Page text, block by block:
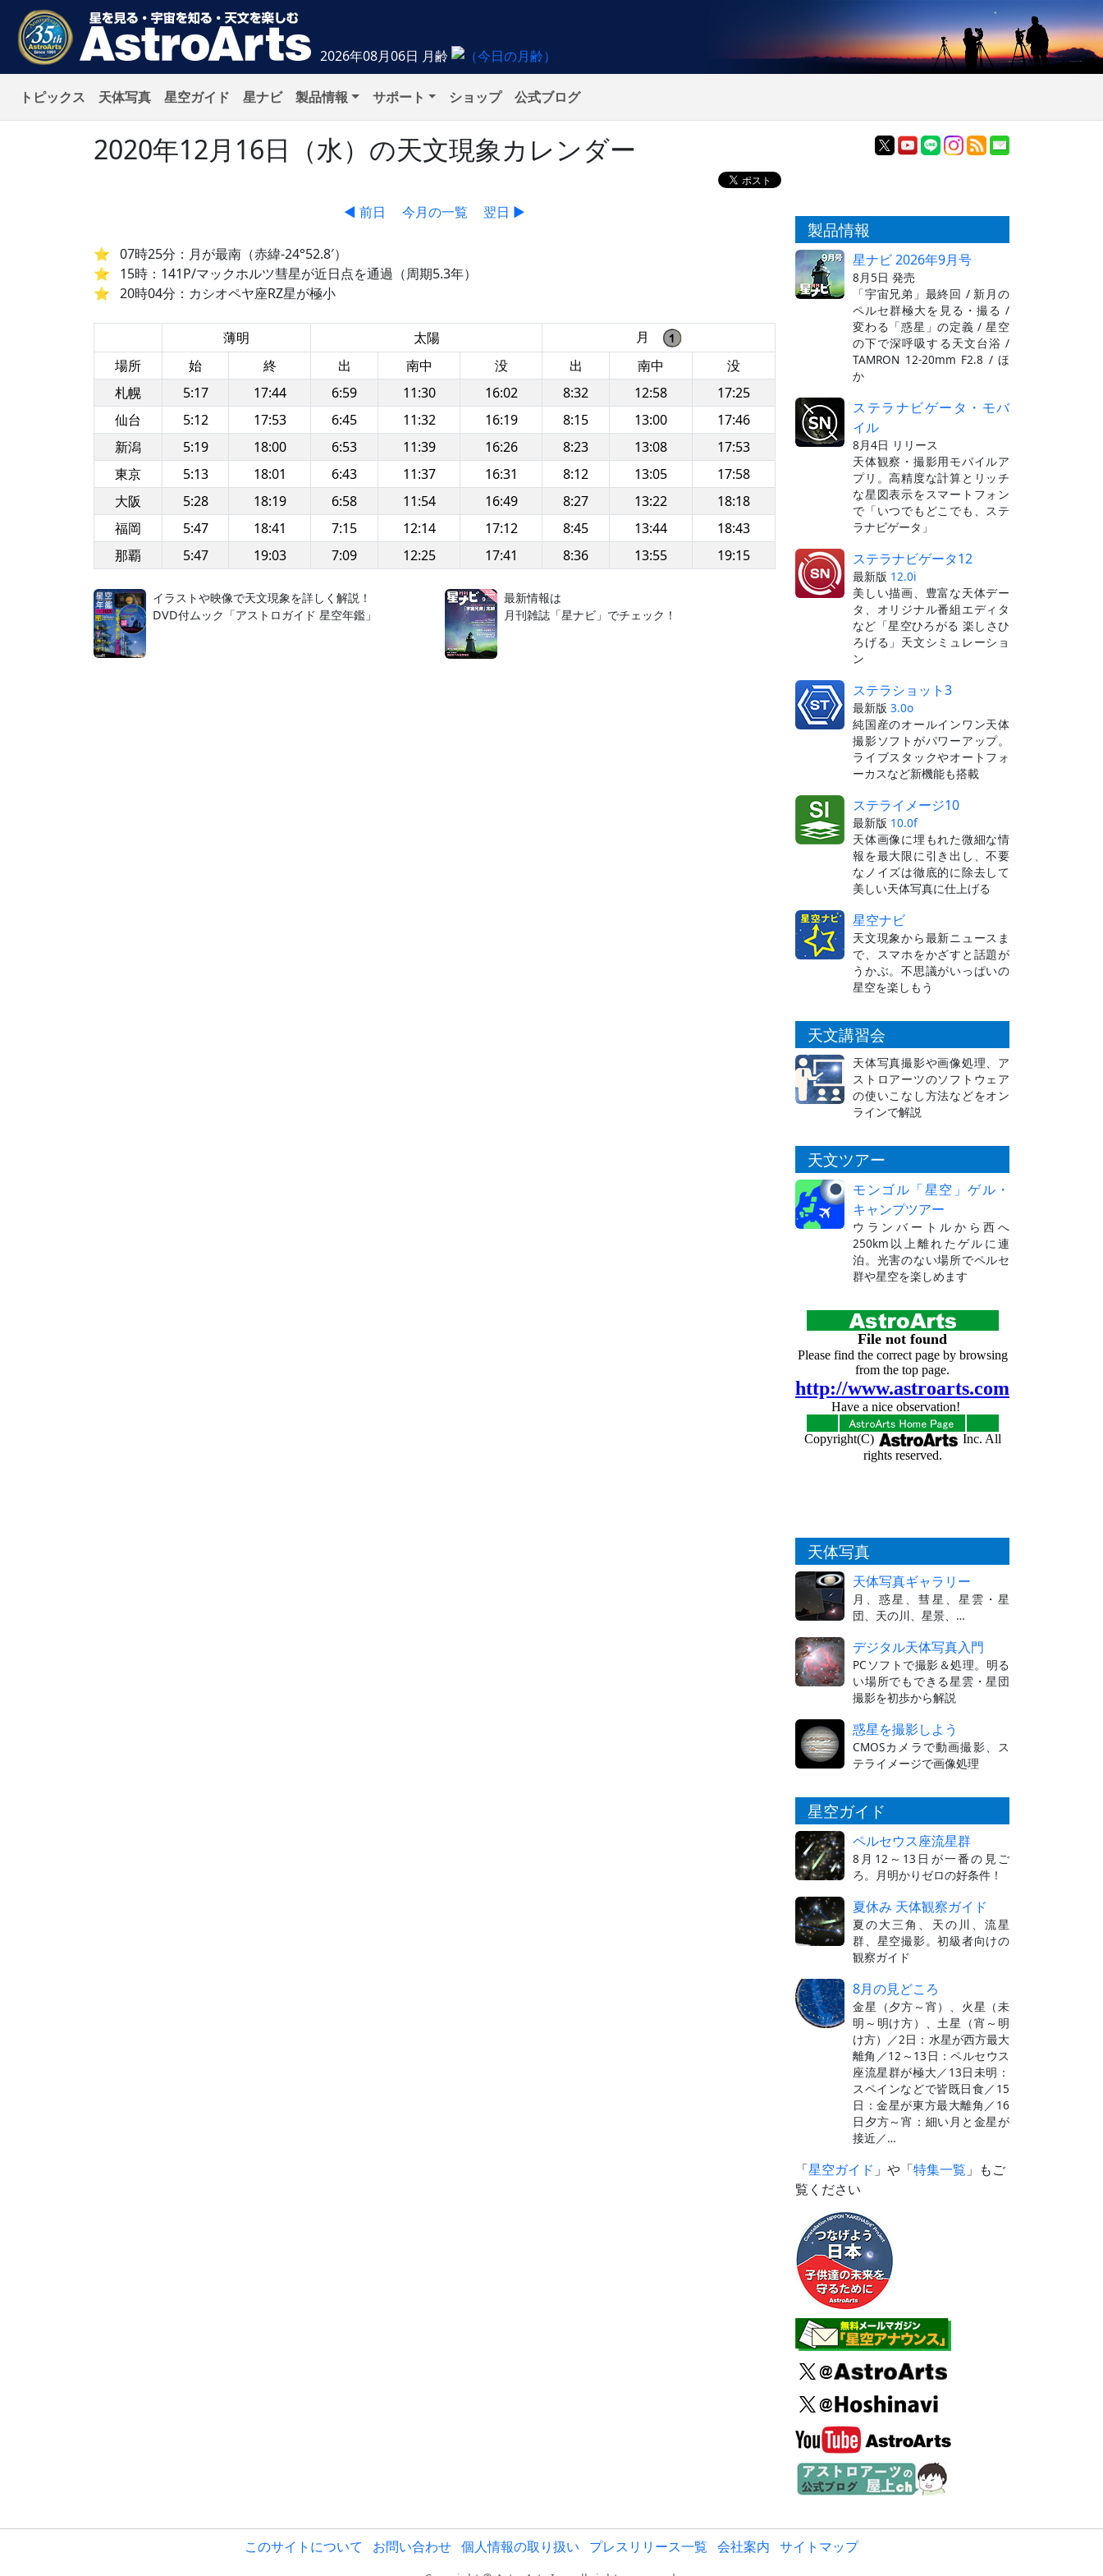
2026年08月06日 月齢
トピックス 天体写真 星空ガイド 星ナビ 製品情報 サポート ショップ 公式ブログ
2020年12月16日（水）の天文現象カレンダー
◀ 前日 今月の一覧 翌日 ▶
07時25分：月が最南（赤緯-24°52.8′）
15時：141P/マックホルツ彗星が近日点を通過（周期5.3年）
20時04分：カシオペヤ座RZ星が極小
薄明 太陽
月
場所
始 終 出 南中 没 出 南中
没
札幌
5:17 17:44 6:59 11:30 16:02 8:32 12:58
17:25
仙台
5:12 17:53 6:45 11:32 16:19 8:15 13:00
17:46
新潟
5:19 18:00 6:53 11:39 16:26 8:23 13:08
17:53
東京
5:13 18:01 6:43 11:37 16:31 8:12 13:05
17:58
大阪
5:28 18:19 6:58 11:54 16:49 8:27 13:22
18:18
福岡
5:47 18:41 7:15 12:14 17:12 8:45 13:44
18:43
那覇
5:47 19:03 7:09 12:25 17:41 8:36 13:55 19:15
イラストや映像で天文現象を詳しく解説！
DVD付ムック「アストロガイド 星空年鑑」
最新情報は
月刊雑誌「星ナビ」でチェック！
製品情報
星ナビ 2026年9月号
8月5日 発売
「宇宙兄弟」最終回 / 新月の
ペルセ群極大を見る・撮る /
変わる「惑星」の定義 / 星空
の下で深呼吸する天文台浴 /
TAMRON 12-20mm F2.8 / ほ
か
ステラナビゲータ・モバ
イル
8月4日 リリース
天体観察・撮影用モバイルア
プリ。高精度な計算とリッチ
な星図表示をスマートフォン
で「いつでもどこでも、ステ
ラナビゲータ」
ステラナビゲータ12
最新版 12.0i
美しい描画、豊富な天体デー
タ、オリジナル番組エディタ
など「星空ひろがる 楽しさひ
ろげる」天文シミュレーショ
ン
ステラショット3
最新版 3.0o
純国産のオールインワン天体
撮影ソフトがパワーアップ。
ライブスタックやオートフォ
ーカスなど新機能も搭載
ステライメージ10
最新版 10.0f
天体画像に埋もれた微細な情
報を最大限に引き出し、不要
なノイズは徹底的に除去して
美しい天体写真に仕上げる
星空ナビ
天文現象から最新ニュースま
で、スマホをかざすと話題が
うかぶ。不思議がいっぱいの
星空を楽しもう
天文講習会
天体写真撮影や画像処理、ア
ストロアーツのソフトウェア
の使いこなし方法などをオン
ラインで解説
天文ツアー
モンゴル「星空」ゲル・
キャンプツアー
ウランバートルから西へ
250km以上離れたゲルに連
泊。光害のない場所でペルセ
群や星空を楽しめます
天体写真
天体写真ギャラリー
月、惑星、彗星、星雲・星
団、天の川、星景、…
デジタル天体写真入門
PCソフトで撮影＆処理。明る
い場所でもできる星雲・星団
撮影を初歩から解説
惑星を撮影しよう
CMOSカメラで動画撮影、ス
テライメージで画像処理
星空ガイド
ペルセウス座流星群
8月12～13日が一番の見ご
ろ。月明かりゼロの好条件！
夏休み 天体観察ガイド
夏の大三角、天の川、流星
群、星空撮影。初級者向けの
観察ガイド
8月の見どころ
金星（夕方～宵）、火星（未
明～明け方）、土星（宵～明
け方）／2日：水星が西方最大
離角／12～13日：ペルセウス
座流星群が極大／13日未明：
スペインなどで皆既日食／15
日：金星が東方最大離角／16
日夕方～宵：細い月と金星が
接近／…
「星空ガイド 」や「特集一覧 」もご
覧ください
このサイトについて お問い合わせ 個人情報の取り扱い プレスリリース一覧 会社案内 サイトマップ